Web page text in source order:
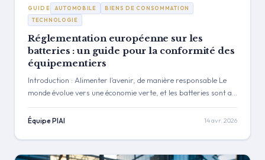
GUIDE AUTOMOBILE
BIENS DE CONSOMMATION
TECHNOLOGIE
Réglementation européenne sur les
batteries : un guide pour la conformité des
équipementiers
Introduction : Alimenter l'avenir, de manière responsable Le
monde évolue vers une économie verte, et les batteries sont au
électriques (VE) au stockage d'énergie à grande échelle. Cet
batteries de VE sous un microscope. Des problèmes tels que
les dommages environnementaux, les violations des droits de
Équipe PIAI 14 avr. 2026